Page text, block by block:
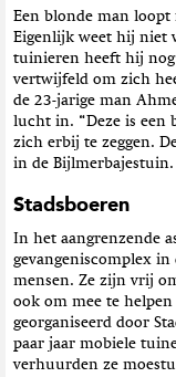
Een blonde man loopt
Eigenlijk weet hij niet
tuinieren heeft hij nog
vertwijfeld om zich
de 23-jarige man
lucht in. “Deze is een
zich erbij te zeggen.
in de Bijlmerbajestuin.
Stadsboeren
In het aangrenzende
gevangeniscomplex in
mensen. Ze zijn vrij
ook om mee te
georganiseerd door
paar jaar mobiele
verhuurden ze